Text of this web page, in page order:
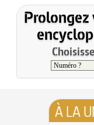
Prolongez
À LA